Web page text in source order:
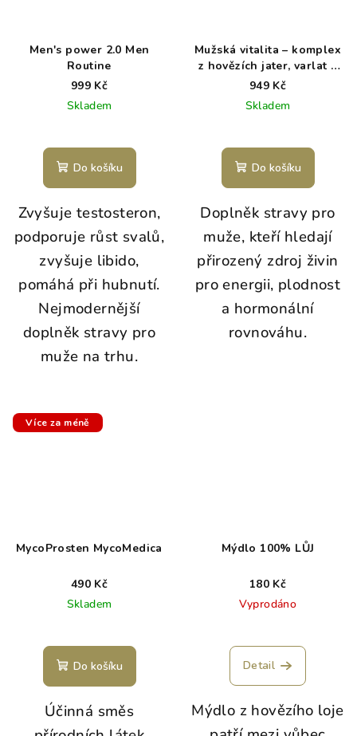
Men's power 2.0 Men
Routine
999 Kč
Skladem
Do košíku
Zvyšuje testosteron,
podporuje růst svalů,
zvyšuje libido,
pomáhá při hubnutí.
Nejmodernější
doplněk stravy pro
muže na trhu.
Mužská vitalita – komplex
z hovězích jater, varlat a
ústřic
949 Kč
Skladem
Do košíku
Doplněk stravy pro
muže, kteří hledají
přirozený zdroj živin
pro energii, plodnost
a hormonální
rovnováhu.
Více za méně
MycoProsten MycoMedica
490 Kč
Skladem
Do košíku
Účinná směs
Mýdlo 100% LŮJ
180 Kč
Vyprodáno
Detail
Mýdlo z hovězího loje